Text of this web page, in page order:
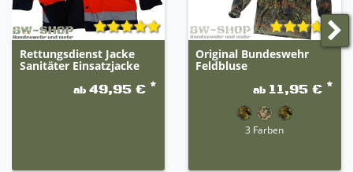
Rettungsdienst Jacke
Sanitäter Einsatzjacke
ab49,95 € *
Original Bundeswehr
Feldbluse
ab 11,95 € *
3 Farben